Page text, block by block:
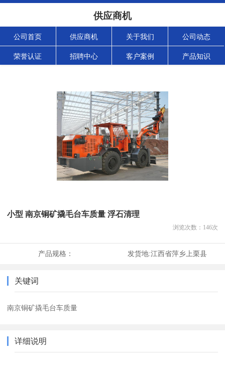
供应商机
公司首页 供应商机 关于我们 公司动态
荣誉认证 招聘中心 客户案例 产品知识
小型 南京铜矿撬毛台车质量 浮石清理
浏览次数： 146次
产品规格： 发货地:江西省萍乡上栗县
关键词
南京铜矿撬毛台车质量
详细说明